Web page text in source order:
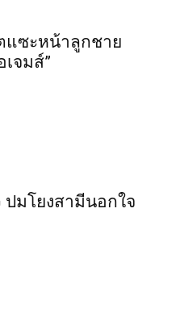
แซะหน้าลูกชาย
เจมส์”
ปมโยงสามีนอกใจ